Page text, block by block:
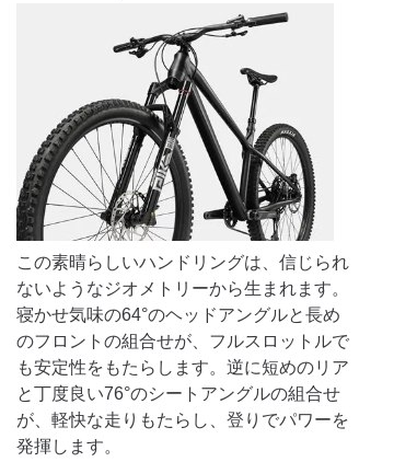
この素晴らしいハンドリングは、信じられ
ないようなジオメトリーから生まれます。
寝かせ気味の64°のヘッドアングルと長め
のフロントの組合せが、フルスロットルで
も安定性をもたらします。逆に短めのリア
と丁度良い76°のシートアングルの組合せ
が、軽快な走りもたらし、登りでパワーを
発揮します。